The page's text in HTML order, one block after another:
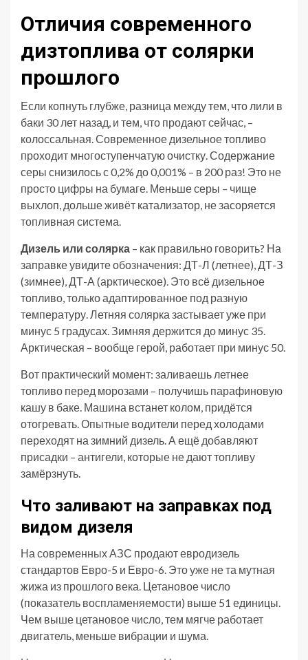
Отличия современного
дизтоплива от солярки
прошлого
Если копнуть глубже, разница между тем, что лили в
баки 30 лет назад, и тем, что продают сейчас, –
колоссальная. Современное дизельное топливо
проходит многоступенчатую очистку. Содержание
серы снизилось с 0,2% до 0,001% – в 200 раз! Это не
просто цифры на бумаге. Меньше серы – чище
выхлоп, дольше живёт катализатор, не засоряется
топливная система.
Дизель или солярка – как правильно говорить? На
заправке увидите обозначения: ДТ-Л (летнее), ДТ-З
(зимнее), ДТ-А (арктическое). Это всё дизельное
топливо, только адаптированное под разную
температуру. Летняя солярка застывает уже при
минус 5 градусах. Зимняя держится до минус 35.
Арктическая – вообще герой, работает при минус 50.
Вот практический момент: заливаешь летнее
топливо перед морозами – получишь парафиновую
кашу в баке. Машина встанет колом, придётся
отогревать. Опытные водители перед холодами
переходят на зимний дизель. А ещё добавляют
присадки – антигели, которые не дают топливу
замёрзнуть.
Что заливают на заправках под
видом дизеля
На современных АЗС продают евродизель
стандартов Евро-5 и Евро-6. Это уже не та мутная
жижа из прошлого века. Цетановое число
(показатель воспламеняемости) выше 51 единицы.
Чем выше цетановое число, тем мягче работает
двигатель, меньше вибрации и шума.